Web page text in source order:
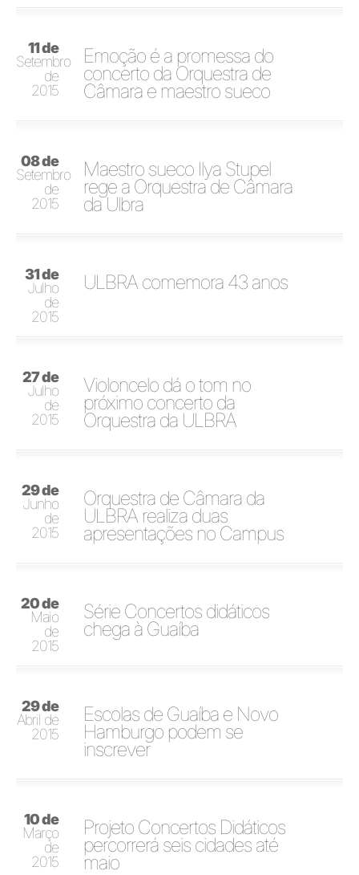
11 de
Setembro
de
2015
Emoção é a promessa do
concerto da Orquestra de
Câmara e maestro sueco
08 de
Setembro
de
2015
Maestro sueco Ilya Stupel
rege a Orquestra de Câmara
da Ulbra
31 de
Julho
de
2015
ULBRA comemora 43 anos
27 de
Julho
de
2015
Violoncelo dá o tom no
próximo concerto da
Orquestra da ULBRA
29 de
Junho
de
2015
Orquestra de Câmara da
ULBRA realiza duas
apresentações no Campus
20 de
Maio
de
2015
Série Concertos didáticos
chega à Guaíba
29 de
Abril de
2015
Escolas de Guaíba e Novo
Hamburgo podem se
inscrever
10 de
Março
de
2015
Projeto Concertos Didáticos
percorrerá seis cidades até
maio